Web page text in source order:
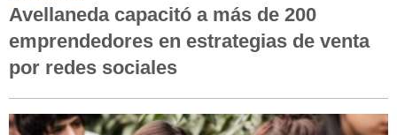
Avellaneda capacitó a más de 200
emprendedores en estrategias de venta
por redes sociales